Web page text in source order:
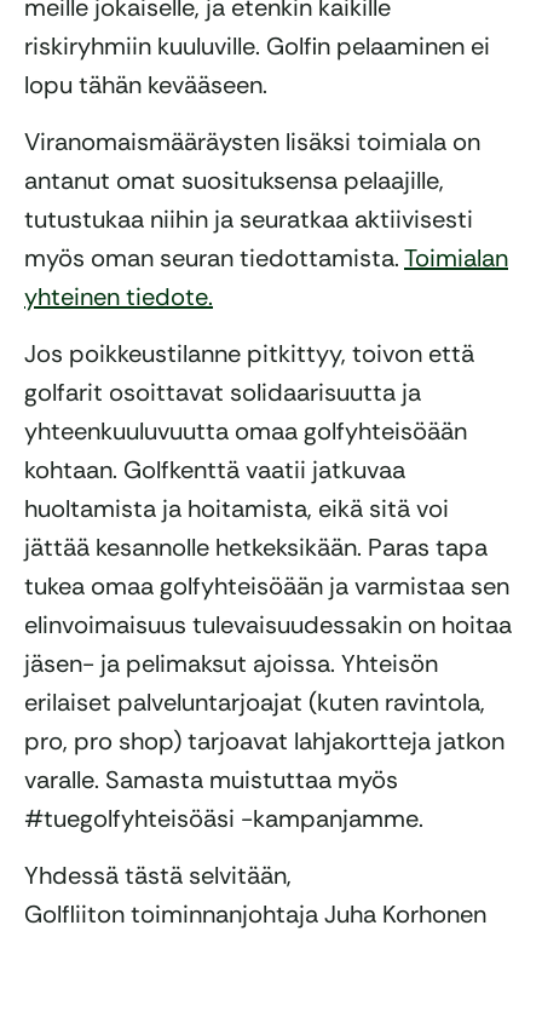
meille jokaiselle, ja etenkin kaikille
riskiryhmiin kuuluville. Golfin pelaaminen ei
lopu tähän kevääseen.
Viranomaismääräysten lisäksi toimiala on
antanut omat suosituksensa pelaajille,
tutustukaa niihin ja seuratkaa aktiivisesti
myös oman seuran tiedottamista.Toimialan
yhteinen tiedote.
Jos poikkeustilanne pitkittyy, toivon että
golfarit osoittavat solidaarisuutta ja
yhteenkuuluvuutta omaa golfyhteisöään
kohtaan. Golfkenttä vaatii jatkuvaa
huoltamista ja hoitamista, eikä sitä voi
jättää kesannolle hetkeksikään. Paras tapa
tukea omaa golfyhteisöään ja varmistaa sen
elinvoimaisuus tulevaisuudessakin on hoitaa
jäsen- ja pelimaksut ajoissa. Yhteisön
erilaiset palveluntarjoajat (kuten ravintola,
pro, pro shop) tarjoavat lahjakortteja jatkon
varalle. Samasta muistuttaa myös
#tuegolfyhteisöäsi -kampanjamme.
Yhdessä tästä selvitään,
Golfliiton toiminnanjohtaja Juha Korhonen